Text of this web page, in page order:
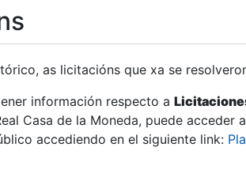
as licitacións que xa se
información respecto a
Casa de la Moneda, puede acceder
accediendo en el siguiente link: